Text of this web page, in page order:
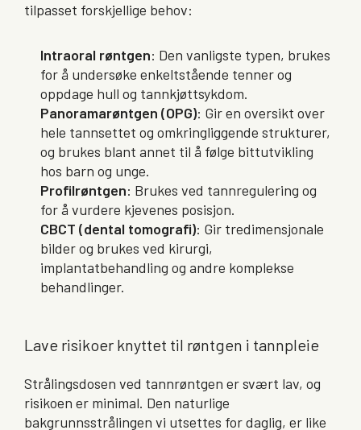
tilpasset forskjellige behov:
Intraoral røntgen: Den vanligste typen, brukes
for å undersøke enkeltstående tenner og
oppdage hull og tannkjøttsykdom.
Panoramarøntgen (OPG): Gir en oversikt over
hele tannsettet og omkringliggende strukturer,
og brukes blant annet til å følge bittutvikling
hos barn og unge.
Profilrøntgen: Brukes ved tannregulering og
for å vurdere kjevenes posisjon.
CBCT (dental tomografi): Gir tredimensjonale
bilder og brukes ved kirurgi,
implantatbehandling og andre komplekse
behandlinger.
Lave risikoer knyttet til røntgen i tannpleie
Strålingsdosen ved tannrøntgen er svært lav, og
risikoen er minimal. Den naturlige
bakgrunnsstrålingen vi utsettes for daglig, er like